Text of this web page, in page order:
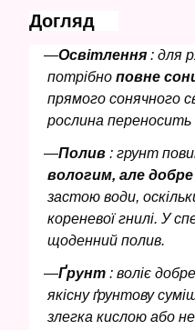
Догляд
Освітлення : для
потрібно повне
прямого сонячного
рослина переносить
Полив : грунт
вологим, але
застою води,
кореневої гнилі. У
щоденний полив.
Ґрунт : воліє
якісну ґрунтову
злегка кислою або